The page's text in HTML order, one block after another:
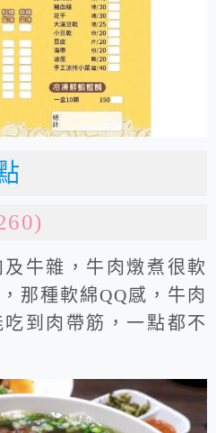
牛雜，牛肉燉煮很軟
那種軟綿QQ感，牛肉
到肉帶筋，一點都不